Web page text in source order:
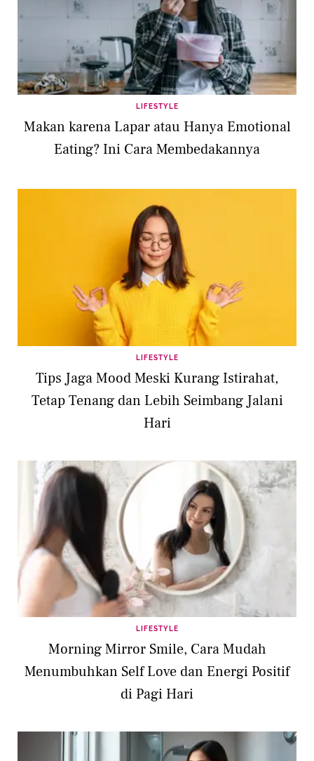
LIFESTYLE
Makan karena Lapar atau Hanya Emotional
Eating? Ini Cara Membedakannya
LIFESTYLE
Tips Jaga Mood Meski Kurang Istirahat,
Tetap Tenang dan Lebih Seimbang Jalani
Hari
LIFESTYLE
Morning Mirror Smile, Cara Mudah
Menumbuhkan Self Love dan Energi Positif
di Pagi Hari